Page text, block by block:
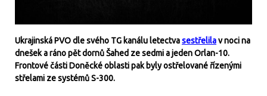
Ukrajinská PVO dle svého TG kanálu letectvasestřelilav noci na
dnešek a ráno pět dornů Šahed ze sedmi a jeden Orlan-10.
Frontové části Doněcké oblasti pak byly ostřelované řízenými
střelami ze systémů S-300.